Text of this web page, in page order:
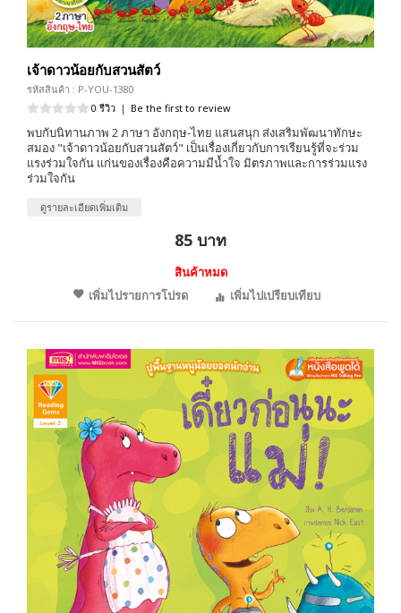
เจ้าดาวน้อยกับสวนสัตว์
รหัสสินค้า : P-YOU-1380
0 รีวิว | Be the first to review
พบกับนิทานภาพ 2 ภาษา อังกฤษ-ไทย แสนสนุก ส่งเสริมพัฒนาทักษะ
สมอง "เจ้าดาวน้อยกับสวนสัตว์" เป็นเรื่องเกี่ยวกับการเรียนรู้ที่จะร่วม
แรงร่วมใจกัน แก่นของเรื่องคือความมีน้ำใจ มิตรภาพและการร่วมแรง
ร่วมใจกัน
ดูรายละเอียดเพิ่มเติม
85 บาท
สินค้าหมด
เพิ่มไปรายการโปรด
เพิ่มไปเปรียบเทียบ